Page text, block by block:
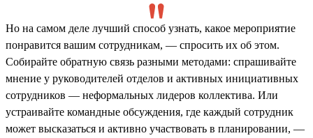
Но на самом деле лучший способ узнать, какое мероприятие
понравится вашим сотрудникам, — спросить их об этом.
Собирайте обратную связь разными методами: спрашивайте
мнение у руководителей отделов и активных инициативных
сотрудников — неформальных лидеров коллектива. Или
устраивайте командные обсуждения, где каждый сотрудник
может высказаться и активно участвовать в планировании, —